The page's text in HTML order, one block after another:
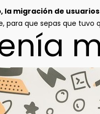
la migración de
para que sepas que